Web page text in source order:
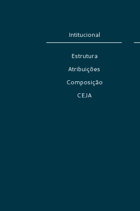
Intitucional
Estrutura
Atribuições
Composição
CEJA